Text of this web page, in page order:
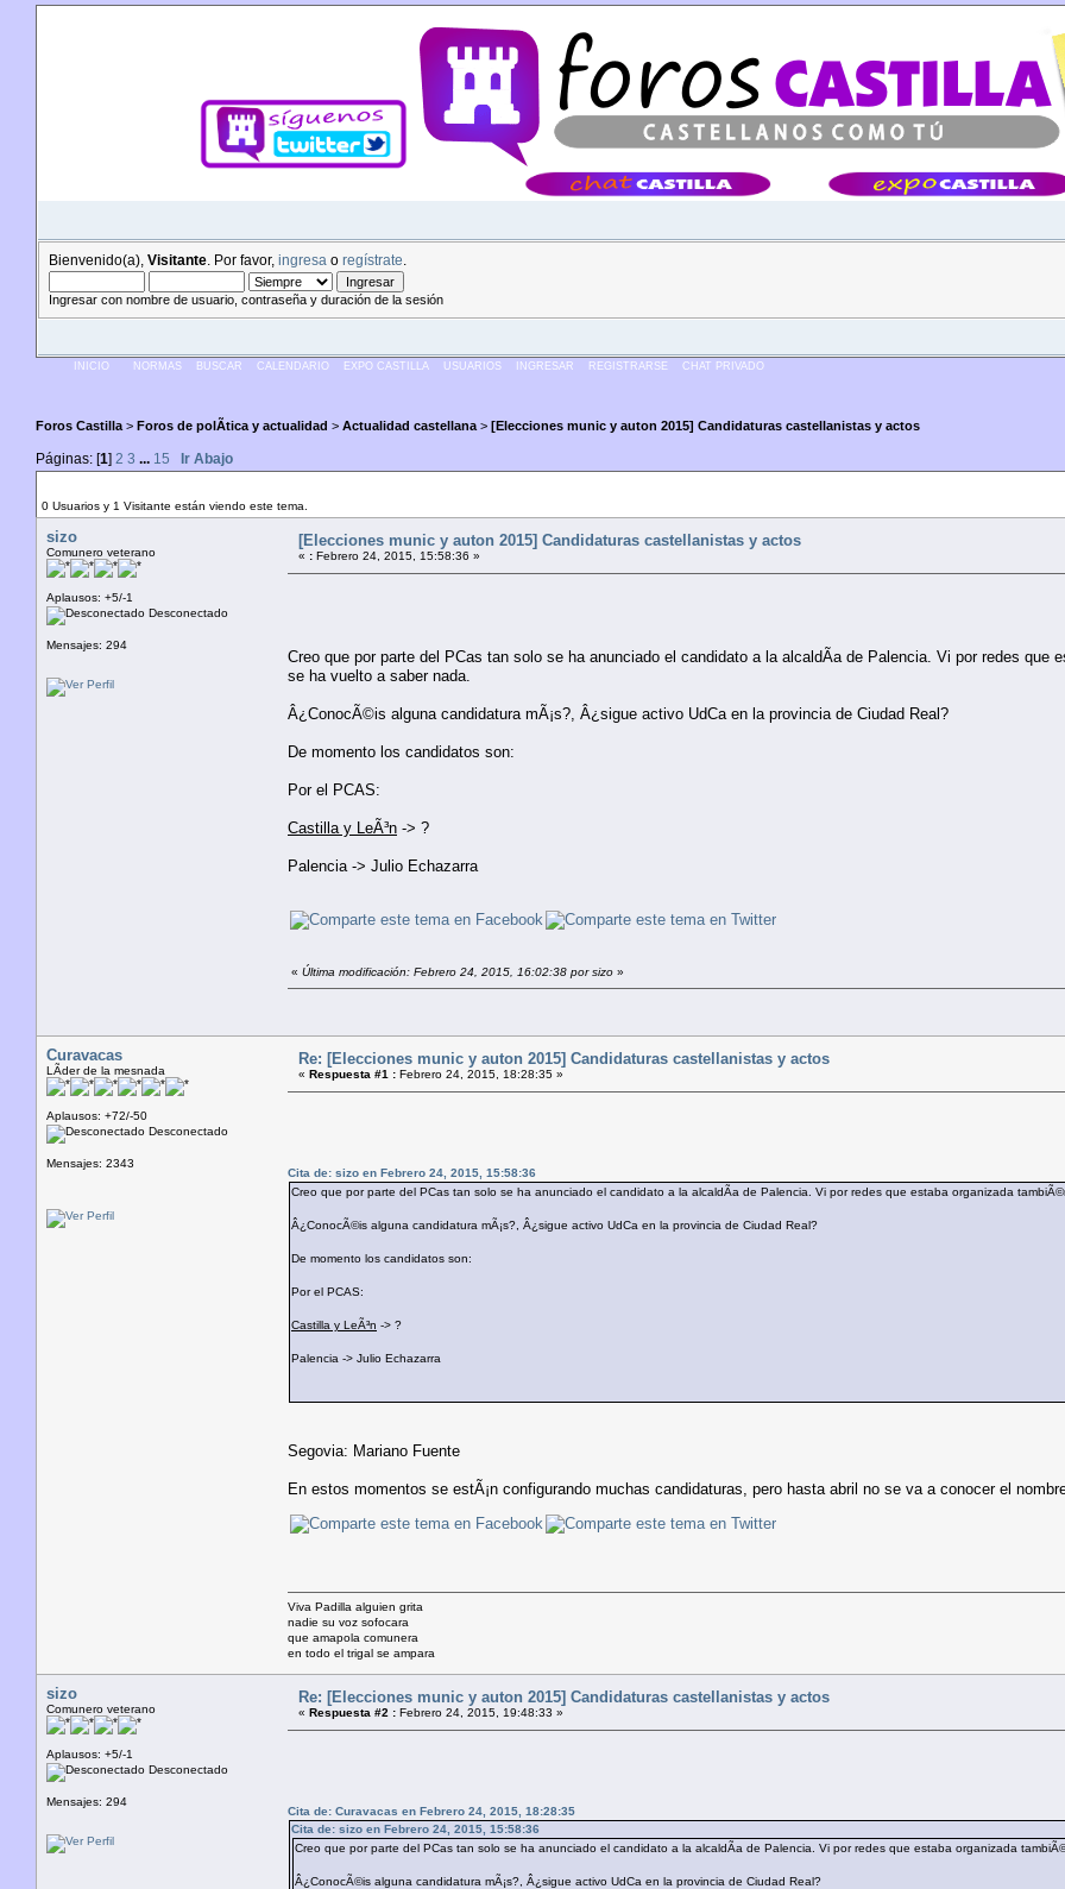
Bienvenido(a), Visitante . Por favor, ingresa o regístrate
Ingresar con nombre de usuario, contraseña y duración de la sesión
INICIO NORMAS BUSCAR CALENDARIO EXPO CASTILLA USUARIOS INGRESAR REGISTRARSE CHAT PRIVADO
Foros Castilla > Foros de polÃ­tica y actualidad > Actualidad castellana > [Elecciones munic y auton 2015] Candidaturas castellanistas y actos
Páginas: [1] 2 3 ... 15 Ir Abajo
0 Usuarios y 1 Visitante están viendo este tema.
sizo
Comunero veterano
Aplausos: +5/-1
Desconectado
Mensajes: 294
[Elecciones munic y auton 2015] Candidaturas castellanistas y actos
« : Febrero 24, 2015, 15:58:36 »
Creo que por parte del PCas tan solo se ha anunciado el candidato a la alcaldÃ­a de Palencia. Vi por redes que
se ha vuelto a saber nada.
Â¿ConocÃ©is alguna candidatura mÃ¡s?, Â¿sigue activo UdCa en la provincia de Ciudad Real?
De momento los candidatos son:
Por el PCAS:
Castilla y LeÃ³n -> ?
Palencia -> Julio Echazarra
« Última modificación: Febrero 24, 2015, 16:02:38 por sizo »
Curavacas
LÃ­der de la mesnada
Aplausos: +72/-50
Desconectado
Mensajes: 2343
Re: [Elecciones munic y auton 2015] Candidaturas castellanistas y actos
« Respuesta #1 : Febrero 24, 2015, 18:28:35 »
Cita de: sizo en Febrero 24, 2015, 15:58:36
Creo que por parte del PCas tan solo se ha anunciado el candidato a la alcaldÃ­a de Palencia. Vi por redes que estaba organizada
Â¿ConocÃ©is alguna candidatura mÃ¡s?, Â¿sigue activo UdCa en la provincia de Ciudad Real?
De momento los candidatos son:
Por el PCAS:
Castilla y LeÃ³n -> ?
Palencia -> Julio Echazarra
Segovia: Mariano Fuente
En estos momentos se estÃ¡n configurando muchas candidaturas, pero hasta abril no se va a conocer el
Viva Padilla alguien grita
nadie su voz sofocara
que amapola comunera
en todo el trigal se ampara
sizo
Comunero veterano
Aplausos: +5/-1
Desconectado
Mensajes: 294
Re: [Elecciones munic y auton 2015] Candidaturas castellanistas y actos
« Respuesta #2 : Febrero 24, 2015, 19:48:33 »
Cita de: Curavacas en Febrero 24, 2015, 18:28:35
Cita de: sizo en Febrero 24, 2015, 15:58:36
Creo que por parte del PCas tan solo se ha anunciado el candidato a la alcaldÃ­a de Palencia. Vi por redes que estaba organizada
Â¿ConocÃ©is alguna candidatura mÃ¡s?, Â¿sigue activo UdCa en la provincia de Ciudad Real?